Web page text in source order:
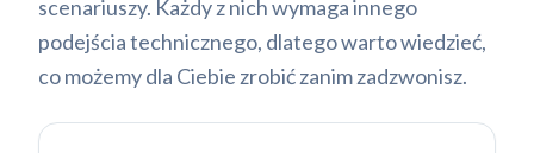
scenariuszy. Każdy z nich wymaga innego
podejścia technicznego, dlatego warto wiedzieć,
co możemy dla Ciebie zrobić zanim zadzwonisz.